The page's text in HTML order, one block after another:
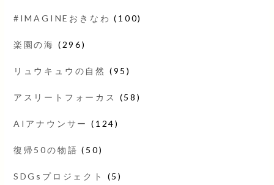
#IMAGINEおきなわ (100)
楽園の海 (296)
リュウキュウの自然 (95)
アスリートフォーカス (58)
AIアナウンサー (124)
復帰50の物語 (50)
SDGsプロジェクト (5)